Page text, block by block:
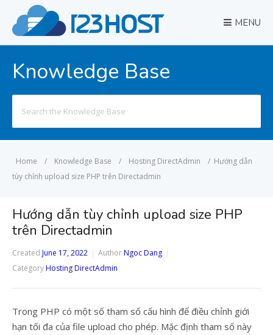
MENU
Knowledge Base
for:
Home / Knowledge Base / Hosting DirectAdmin / Hướng dẫn
tùy chỉnh upload size PHP trên Directadmin
Hướng dẫn tùy chỉnh upload size PHP
trên Directadmin
Created June 17, 2022 AuthorNgoc Dang
CategoryHosting DirectAdmin
Trong PHP có một số tham số cấu hình để điều chỉnh giới
hạn tối đa của file upload cho phép. Mặc định tham số này